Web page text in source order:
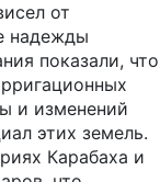
от
надежды
показали, что
и изменений
этих земель.
Карабаха и